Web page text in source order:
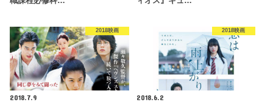
2018映画
2018.7.9
2018映画
2018.6.2